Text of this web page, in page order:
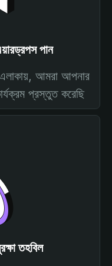
পান
আমরা আপনার
প্রস্তুত করেছি
তহবিল